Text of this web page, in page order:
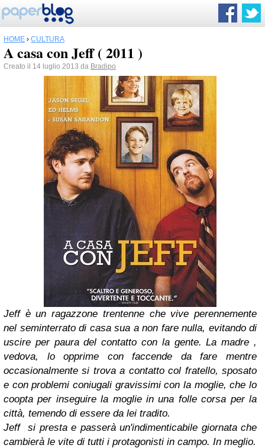
HOME › CULTURA
A casa con Jeff ( 2011 )
Creato il 14 luglio 2013 da Bradipo
Jeff è un ragazzone trentenne che vive perennemente
nel seminterrato di casa sua a non fare nulla, evitando di
uscire per paura del contatto con la gente. La madre ,
vedova, lo opprime con faccende da fare mentre
occasionalmente si trova a contatto col fratello, sposato
e con problemi coniugali gravissimi con la moglie, che lo
coopta per inseguire la moglie in una folle corsa per la
città, temendo di essere da lei tradito.
Jeff si presta e passerà un'indimenticabile giornata che
cambierà le vite di tutti i protagonisti in campo. In meglio.